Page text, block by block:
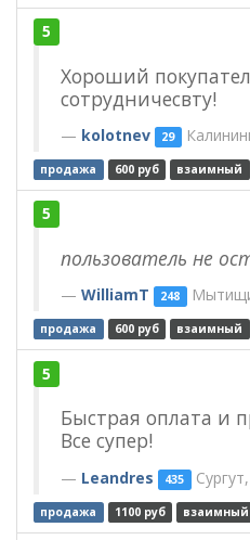
5
Хороший
сотрудничесвту!
kolotnev 29
продажа 600 руб взаимный
5
пользователь не
WilliamT 248
продажа 600 руб взаимный
5
Быстрая оплата и
Все супер!
Leandres 435
продажа 1100 руб взаимный